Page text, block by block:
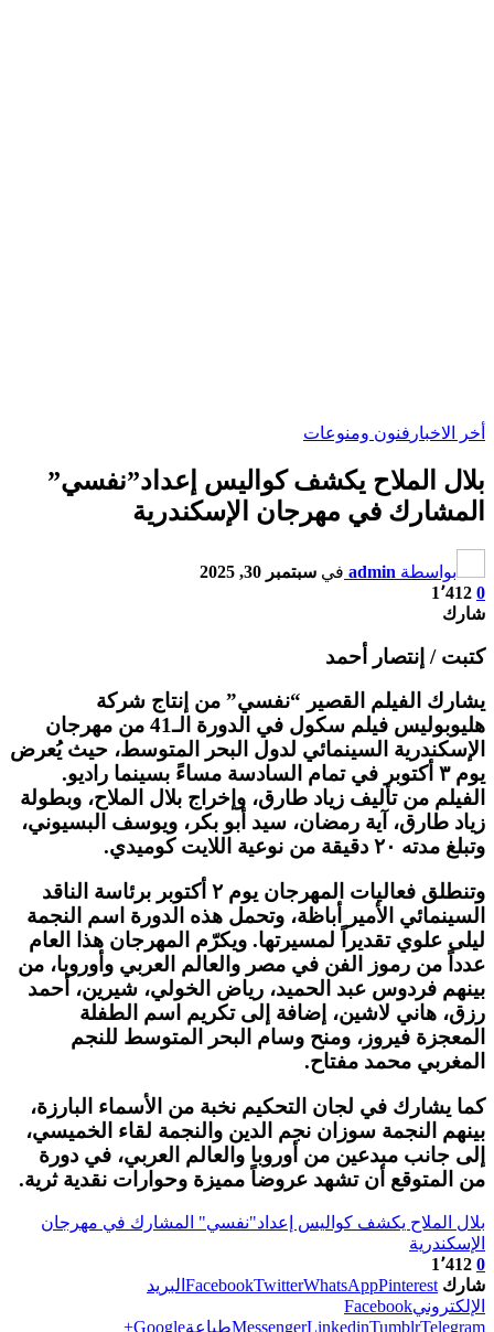
أخر الاخبار فنون ومنوعات
بلال الملاح يكشف كواليس إعداد”نفسي”
المشارك في مهرجان الإسكندرية
بواسطة admin في سبتمبر 30, 2025
0 1٬412
شارك
كتبت / إنتصار أحمد
يشارك الفيلم القصير “نفسي” من إنتاج شركة
هليوبوليس فيلم سكول في الدورة الـ41 من مهرجان
الإسكندرية السينمائي لدول البحر المتوسط، حيث يُعرض
يوم ٣ أكتوبر في تمام السادسة مساءً بسينما راديو.
الفيلم من تأليف زياد طارق، وإخراج بلال الملاح، وبطولة
زياد طارق، آية رمضان، سيد أبو بكر، ويوسف البسيوني،
وتبلغ مدته ٢٠ دقيقة من نوعية اللايت كوميدي.
وتنطلق فعاليات المهرجان يوم ٢ أكتوبر برئاسة الناقد
السينمائي الأمير أباظة، وتحمل هذه الدورة اسم النجمة
ليلى علوي تقديراً لمسيرتها. ويكرّم المهرجان هذا العام
عدداً من رموز الفن في مصر والعالم العربي وأوروبا، من
بينهم فردوس عبد الحميد، رياض الخولي، شيرين، أحمد
رزق، هاني لاشين، إضافة إلى تكريم اسم الطفلة
المعجزة فيروز، ومنح وسام البحر المتوسط للنجم
المغربي محمد مفتاح.
كما يشارك في لجان التحكيم نخبة من الأسماء البارزة،
بينهم النجمة سوزان نجم الدين والنجمة لقاء الخميسي،
إلى جانب مبدعين من أوروبا والعالم العربي، في دورة
من المتوقع أن تشهد عروضاً مميزة وحوارات نقدية ثرية.
بلال الملاح يكشف كواليس إعداد"نفسي" المشارك في مهرجان
الإسكندرية
0 1٬412
شارك
FacebookTwitterWhatsAppPinterest
البريد
الإلكترونيFacebook
MessengerLinkedinTumblrTelegram طباعةGoogle+